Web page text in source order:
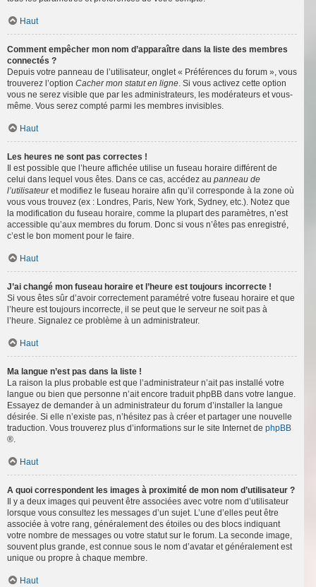
Haut
Comment empêcher mon nom d’apparaître dans la liste des membres
connectés ?
Depuis votre panneau de l’utilisateur, onglet « Préférences du forum », vous
trouverez l’option Cacher mon statut en ligne. Si vous activez cette option
vous ne serez visible que par les administrateurs, les modérateurs et vous-
même. Vous serez compté parmi les membres invisibles.
Haut
Les heures ne sont pas correctes !
Il est possible que l’heure affichée utilise un fuseau horaire différent de
celui dans lequel vous êtes. Dans ce cas, accédez au panneau de
l’utilisateuret modifiez le fuseau horaire afin qu’il corresponde à la zone où
vous vous trouvez (ex : Londres, Paris, New York, Sydney, etc.). Notez que
la modification du fuseau horaire, comme la plupart des paramètres, n’est
accessible qu’aux membres du forum. Donc si vous n’êtes pas enregistré,
c’est le bon moment pour le faire.
Haut
J’ai changé mon fuseau horaire et l’heure est toujours incorrecte !
Si vous êtes sûr d’avoir correctement paramétré votre fuseau horaire et que
l’heure est toujours incorrecte, il se peut que le serveur ne soit pas à
l’heure. Signalez ce problème à un administrateur.
Haut
Ma langue n’est pas dans la liste !
La raison la plus probable est que l’administrateur n’ait pas installé votre
langue ou bien que personne n’ait encore traduit phpBB dans votre langue.
Essayez de demander à un administrateur du forum d’installer la langue
désirée. Si elle n’existe pas, n’hésitez pas à créer et partager une nouvelle
traduction. Vous trouverez plus d’informations sur le site Internet de phpBB
®.
Haut
A quoi correspondent les images à proximité de mon nom d’utilisateur ?
Il y a deux images qui peuvent être associées avec votre nom d’utilisateur
lorsque vous consultez les messages d’un sujet. L’une d’elles peut être
associée à votre rang, généralement des étoiles ou des blocs indiquant
votre nombre de messages ou votre statut sur le forum. La seconde image,
souvent plus grande, est connue sous le nom d’avatar et généralement est
unique ou propre à chaque membre.
Haut